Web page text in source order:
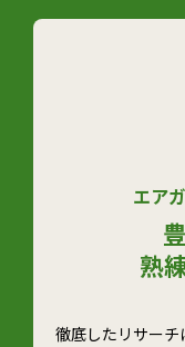
エア
熟
徹底したリサー